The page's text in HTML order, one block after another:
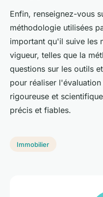
Enfin, renseignez-vous
méthodologie utilisées
important qu'il suive les
vigueur, telles que la
questions sur les outils
pour réaliser
rigoureuse et
précis et fiables.
Immobilier